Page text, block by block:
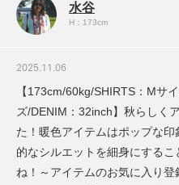
水谷
H：173cm
2025.11.06
【173cm/60kg/SHIRTS：Mサ
ズ/DENIM：32inch】秋らしく
た！暖色アイテムはポップな
的なシルエットを細身にする
ね！～アイテムのお気に入り